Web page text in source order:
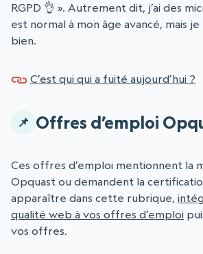
RGPD 👌 ». Autrement dit, j’ai des
est normal à mon âge avancé, mais
bien.
C’est qui qui a fuité aujourd’hui ?
Offres d’emploi
Ces offres d’emploi mentionnent la
Opquast ou demandent la
apparaître dans cette rubrique,
qualité web à vos offres d’emploi
vos offres.